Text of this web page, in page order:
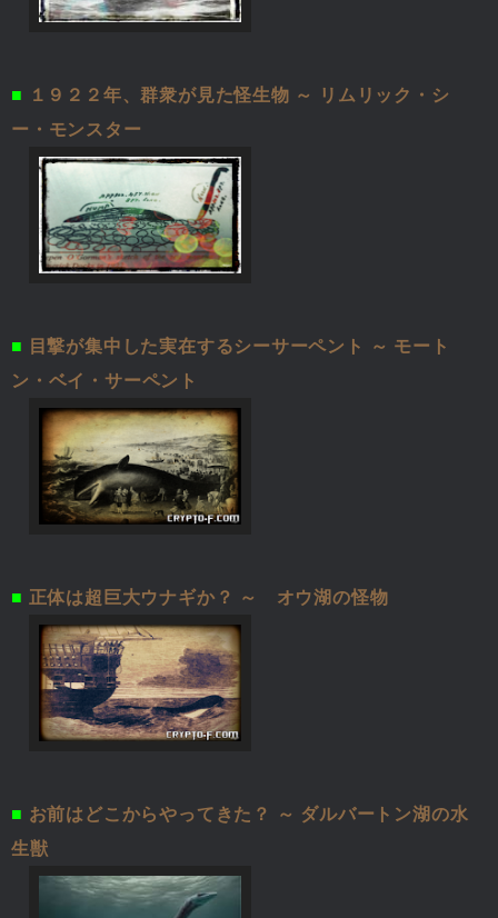
■
１９２２年、群衆が見た怪生物 ～ リムリック・シ
ー・モンスター
■
目撃が集中した実在するシーサーペント ～ モート
ン・ベイ・サーペント
■ 正体は超巨大ウナギか？ ～ オウ湖の怪物
■ お前はどこからやってきた？ ～ ダルバートン湖の水
生獣